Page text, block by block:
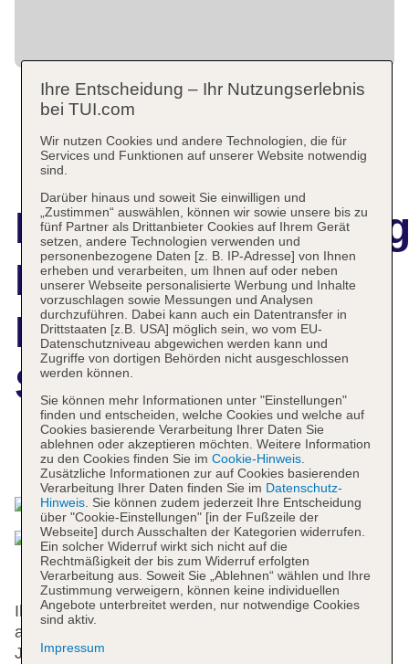
Menzeh Zalagh 2
Boutique Hotel &
Sky
Das bietet Ihre Unterkunft
Ihren Aufenthalt können die Gäste im
ansprechenden Ambiente der 130 Zimmer, der 5
Junior-Suiten, der 10 Einzel- und der 114
Ihre Entscheidung – Ihr Nutzungserlebnis
bei TUI.com
Wir nutzen Cookies und andere Technologien, die für
Services und Funktionen auf unserer Website notwendig
sind.
Darüber hinaus und soweit Sie einwilligen und
„Zustimmen“ auswählen, können wir sowie unsere bis zu
fünf Partner als Drittanbieter Cookies auf Ihrem Gerät
setzen, andere Technologien verwenden und
personenbezogene Daten [z. B. IP-Adresse] von Ihnen
erheben und verarbeiten, um Ihnen auf oder neben
unserer Webseite personalisierte Werbung und Inhalte
vorzuschlagen sowie Messungen und Analysen
durchzuführen. Dabei kann auch ein Datentransfer in
Drittstaaten [z.B. USA] möglich sein, wo vom EU-
Datenschutzniveau abgewichen werden kann und
Zugriffe von dortigen Behörden nicht ausgeschlossen
werden können.
Sie können mehr Informationen unter "Einstellungen"
finden und entscheiden, welche Cookies und welche auf
Cookies basierende Verarbeitung Ihrer Daten Sie
ablehnen oder akzeptieren möchten. Weitere Information
zu den Cookies finden Sie im Cookie-Hinweis.
Zusätzliche Informationen zur auf Cookies basierenden
Verarbeitung Ihrer Daten finden Sie im Datenschutz-
Hinweis. Sie können zudem jederzeit Ihre Entscheidung
über "Cookie-Einstellungen" [in der Fußzeile der
Webseite] durch Ausschalten der Kategorien widerrufen.
Ein solcher Widerruf wirkt sich nicht auf die
Rechtmäßigkeit der bis zum Widerruf erfolgten
Verarbeitung aus. Soweit Sie „Ablehnen“ wählen und Ihre
Zustimmung verweigern, können keine individuellen
Angebote unterbreitet werden, nur notwendige Cookies
sind aktiv.
Impressum